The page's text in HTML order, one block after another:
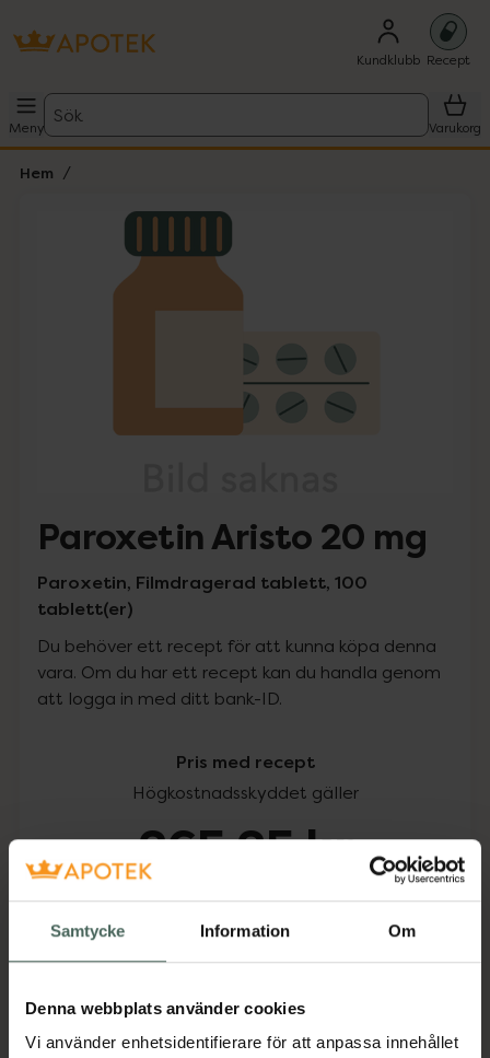
Samtycke Information Om
Denna webbplats använder cookies
Vi använder enhetsidentifierare för att anpassa innehållet
Kundklubb Recept
Meny
Sök
Varukorg
Hem
Lista: . Innehåller 1 objekt.
Paroxetin Aristo 20 mg
Paroxetin, Filmdragerad tablett, 100
tablett(er)
Du behöver ett recept för att kunna köpa denna
vara. Om du har ett recept kan du handla genom
att logga in med ditt bank-ID.
Pris med recept
Högkostnadsskyddet gäller
265,25 kr
Aktuella erbjudanden